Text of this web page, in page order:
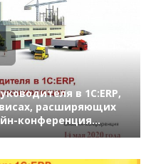
в 1С:ERP,
расширяющих
конференция
г., Нестеров